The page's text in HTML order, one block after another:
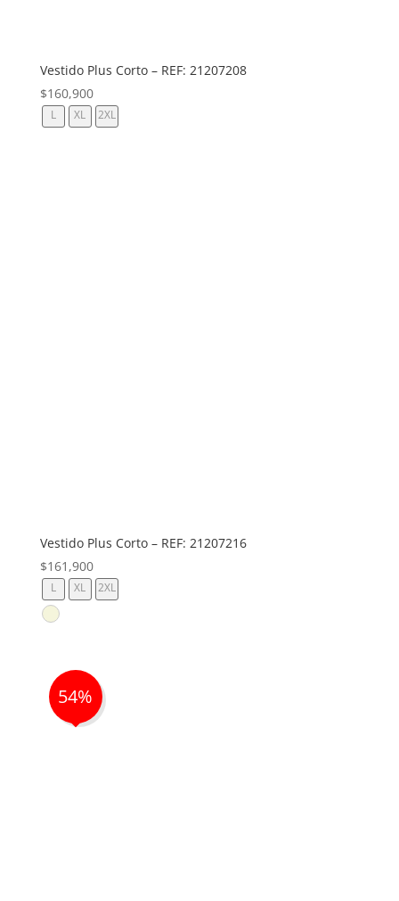
Vestido Plus Corto – REF: 21207208
$160,900
L XL 2XL
Vestido Plus Corto – REF: 21207216
$161,900
L XL 2XL
54%